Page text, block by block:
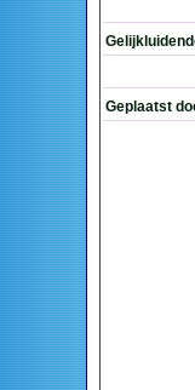
Geplaatst